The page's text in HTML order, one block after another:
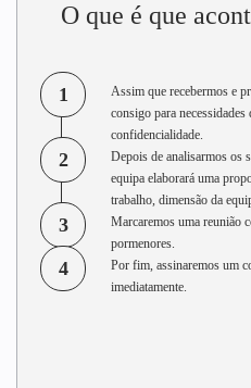
O que é que
1
Assim que recebermos e
consigo para
confidencialidade.
2
Depois de analisarmos os
equipa elaborará uma
trabalho, dimensão da
3
Marcaremos uma reunião
pormenores.
4
Por fim, assinaremos um
imediatamente.